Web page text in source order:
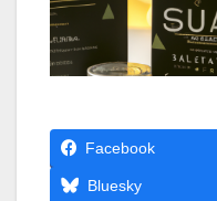
Facebook
Bluesky